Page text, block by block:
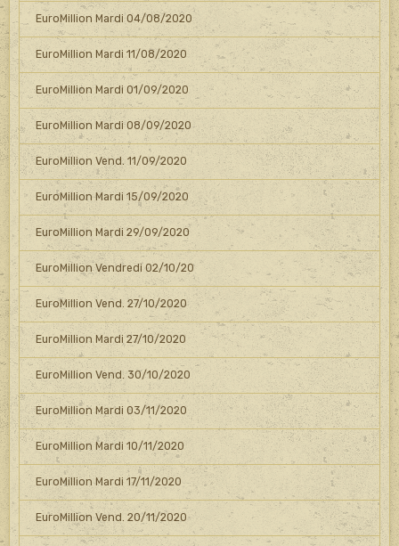
EuroMillion Mardi 04/08/2020
EuroMillion Mardi 11/08/2020
EuroMillion Mardi 01/09/2020
EuroMillion Mardi 08/09/2020
EuroMillion Vend. 11/09/2020
EuroMillion Mardi 15/09/2020
EuroMillion Mardi 29/09/2020
EuroMillion Vendredi 02/10/20
EuroMillion Vend. 27/10/2020
EuroMillion Mardi 27/10/2020
EuroMillion Vend. 30/10/2020
EuroMillion Mardi 03/11/2020
EuroMillion Mardi 10/11/2020
EuroMillion Mardi 17/11/2020
EuroMillion Vend. 20/11/2020